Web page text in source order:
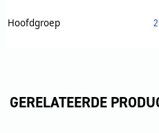
Hoofdgroep
GERELATEERDE